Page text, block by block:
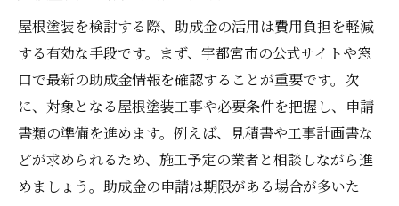
屋根塗装を検討する際、助成金の活用は費用負担を軽減
する有効な手段です。まず、宇都宮市の公式サイトや窓
口で最新の助成金情報を確認することが重要です。次
に、対象となる屋根塗装工事や必要条件を把握し、申請
書類の準備を進めます。例えば、見積書や工事計画書な
どが求められるため、施工予定の業者と相談しながら進
めましょう。助成金の申請は期限がある場合が多いた